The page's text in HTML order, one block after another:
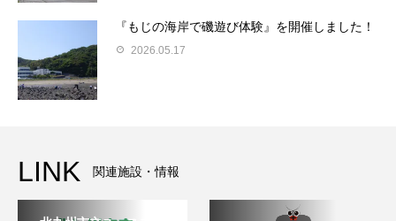
『もじの海岸で磯遊び体験』を開催しました！
2026.05.17
LINK 関連施設・情報